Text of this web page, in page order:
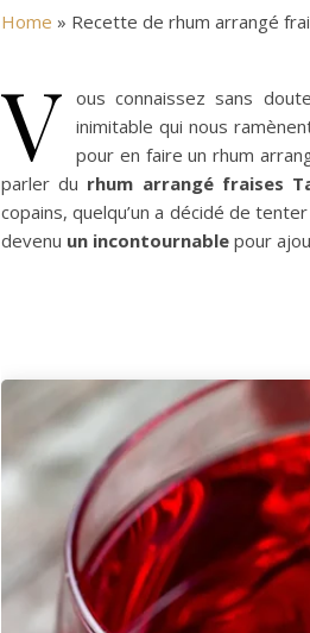
Home » Recette de rhum arrangé
V ous connaissez sans
inimitable qui nous
pour en faire un rhum
parler du rhum arrangé fraises
copains, quelqu’un a décidé de
devenu un incontournable pour